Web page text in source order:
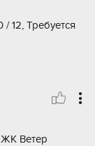
12, Требуется
ЖК Ветер